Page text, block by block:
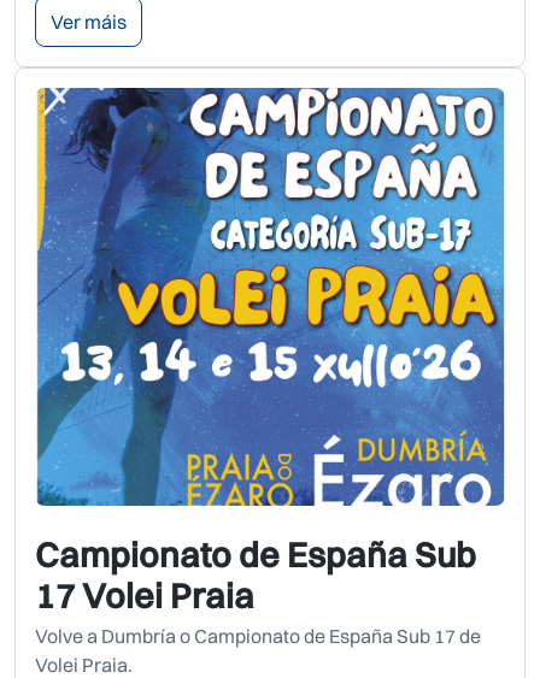
Ver máis
Campionato de España Sub
17 Volei Praia
Volve a Dumbría o Campionato de España Sub 17 de
Volei Praia.